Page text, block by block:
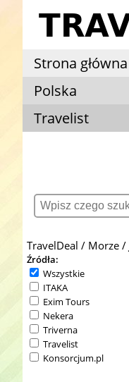
Strona główna
Polska
Travelist
TravelDeal Morze
Źródła:
Wszystkie
ITAKA
Exim Tours
Nekera
Triverna
Travelist
Konsorcjum.pl